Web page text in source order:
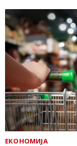
ЕКОНОМИЈА